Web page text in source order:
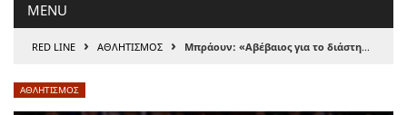
MENU
RED LINE › ΑΘΛΗΤΙΣΜΟΣ › Μπράουν: «Αβέβαιος για το διάστημα απουσίας του Εμπίντ»
ΑΘΛΗΤΙΣΜΟΣ